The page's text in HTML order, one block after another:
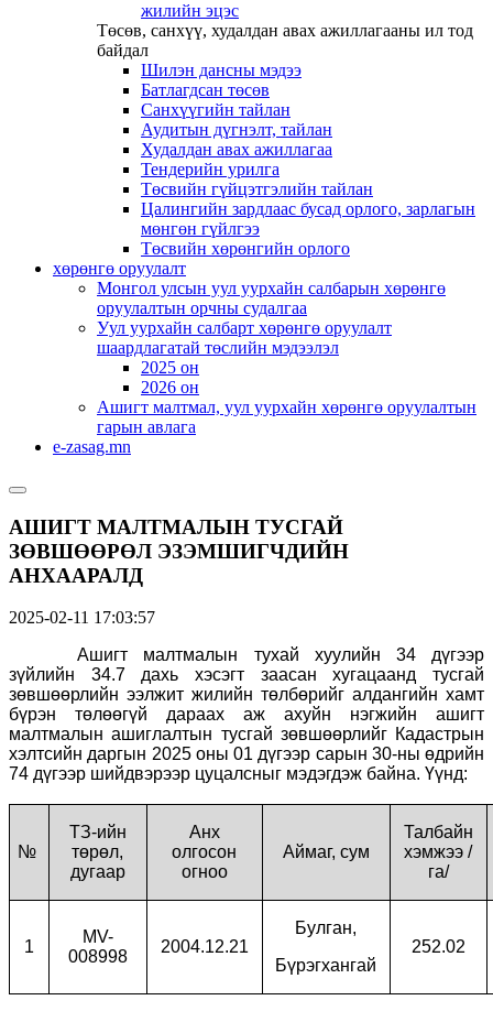
жилийн эцэс
Төсөв, санхүү, худалдан авах ажиллагааны ил тод
байдал
Шилэн дансны мэдээ
Батлагдсан төсөв
Санхүүгийн тайлан
Аудитын дүгнэлт, тайлан
Худалдан авах ажиллагаа
Тендерийн урилга
Төсвийн гүйцэтгэлийн тайлан
Цалингийн зардлаас бусад орлого, зарлагын
мөнгөн гүйлгээ
Төсвийн хөрөнгийн орлого
хөрөнгө оруулалт
Монгол улсын уул уурхайн салбарын хөрөнгө
оруулалтын орчны судалгаа
Уул уурхайн салбарт хөрөнгө оруулалт
шаардлагатай төслийн мэдээлэл
2025 он
2026 он
Ашигт малтмал, уул уурхайн хөрөнгө оруулалтын
гарын авлага
e-zasag.mn
АШИГТ МАЛТМАЛЫН ТУСГАЙ
ЗӨВШӨӨРӨЛ ЭЗЭМШИГЧДИЙН
АНХААРАЛД
2025-02-11 17:03:57
Ашигт малтмалын тухай хуулийн 34 дүгээр
зүйлийн 34.7 дахь хэсэгт заасан хугацаанд тусгай
зөвшөөрлийн ээлжит жилийн төлбөрийг алдангийн хамт
бүрэн төлөөгүй дараах аж ахуйн нэгжийн ашигт
малтмалын ашиглалтын тусгай зөвшөөрлийг Кадастрын
хэлтсийн даргын 2025 оны 01 дүгээр сарын 30-ны өдрийн
74 дүгээр шийдвэрээр цуцалсныг мэдэгдэж байна. Үүнд:
№
ТЗ-ийн
төрөл,
дугаар
Анх
олгосон
огноо
Аймаг, сум
Талбайн
хэмжээ /
га/
1
MV-
008998
2004.12.21
Булган,
Бүрэгхангай
252.02